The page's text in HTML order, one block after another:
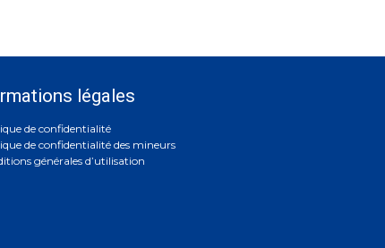
légales
de confidentialité
de confidentialité des mineurs
générales d’utilisation